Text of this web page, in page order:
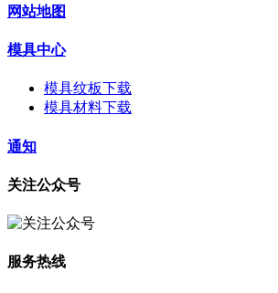
网站地图
模具中心
模具纹板下载
模具材料下载
通知
关注公众号
服务热线